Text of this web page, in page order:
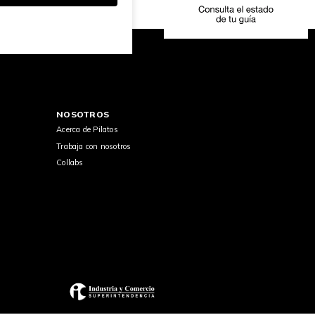
NOSOTROS
Acerca de Pilatos
Trabaja con nosotros
Collabs